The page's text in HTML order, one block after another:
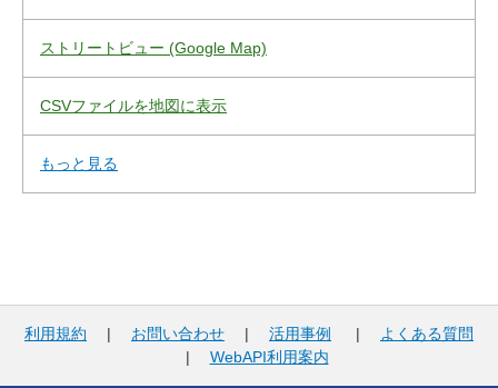
ストリートビュー (Google Map)
CSVファイルを地図に表示
もっと見る
利用規約 | お問い合わせ | 活用事例 |
よくある質問
| WebAPI利用案内